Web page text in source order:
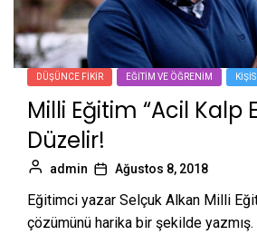
DÜŞÜNCE FIKIR EĞITIM VE ÖĞRENIM
Milli Eğitim “Acil Kalp
Düzelir!
admin Ağustos 8, 2018
Eğitimci yazar Selçuk Alkan Milli
çözümünü harika bir şekilde